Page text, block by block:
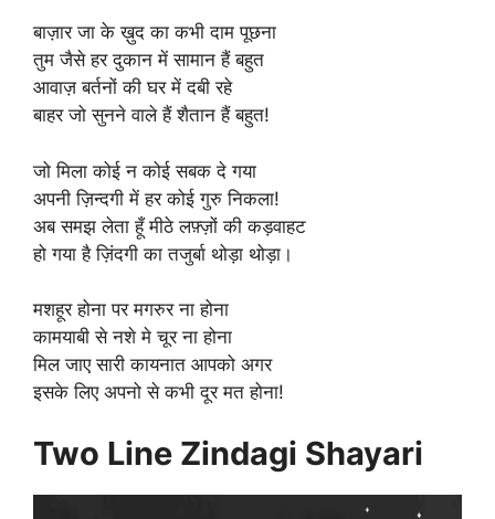
बाज़ार जा के ख़ुद का कभी दाम पूछना
तुम जैसे हर दुकान में सामान हैं बहुत
आवाज़ बर्तनों की घर में दबी रहे
बाहर जो सुनने वाले हैं शैतान हैं बहुत!
जो मिला कोई न कोई सबक दे गया
अपनी ज़िन्दगी में हर कोई गुरु निकला!
अब समझ लेता हूँ मीठे लफ़्ज़ों की कड़वाहट
हो गया है ज़िंदगी का तजुर्बा थोड़ा थोड़ा।
मशहूर होना पर मगरुर ना होना
कामयाबी से नशे मे चूर ना होना
मिल जाए सारी कायनात आपको अगर
इसके लिए अपनो से कभी दूर मत होना!
Two Line Zindagi Shayari